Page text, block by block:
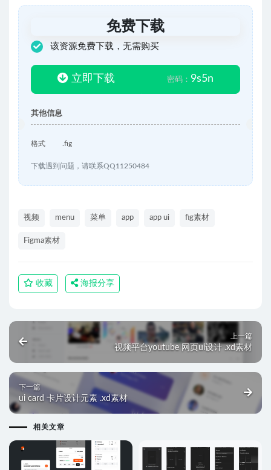
免费下载
该资源免费下载，无需购买
立即下载 密码： 9s5n
其他信息
格式 .fig
下载遇到问题，请联系QQ11250484
视频 menu 菜单 app app ui fig素材
Figma素材
收藏 海报分享
上一篇
视频平台youtube 网页ui设计 .xd素材
下一篇
ui card 卡片设计元素 .xd素材
相关文章